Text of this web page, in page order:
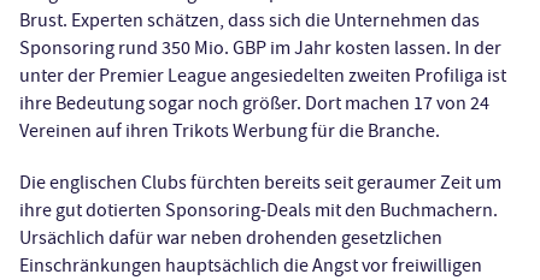
Brust. Experten schätzen, dass sich die Unternehmen das
Sponsoring rund 350 Mio. GBP im Jahr kosten lassen. In der
unter der Premier League angesiedelten zweiten Profiliga ist
ihre Bedeutung sogar noch größer. Dort machen 17 von 24
Vereinen auf ihren Trikots Werbung für die Branche.
Die englischen Clubs fürchten bereits seit geraumer Zeit um
ihre gut dotierten Sponsoring-Deals mit den Buchmachern.
Ursächlich dafür war neben drohenden gesetzlichen
Einschränkungen hauptsächlich die Angst vor freiwilligen